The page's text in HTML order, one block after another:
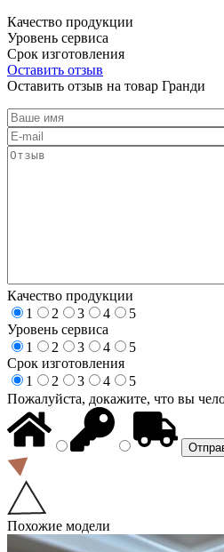
Качество продукции
Уровень сервиса
Срок изготовления
Оставить отзыв
Оставить отзыв на товар Гранди
Качество продукции
1
2 3 4
5
Уровень сервиса
1
2 3 4
5
Срок изготовления
1
2 3 4
5
Пожалуйста, докажите, что вы
Похожие модели